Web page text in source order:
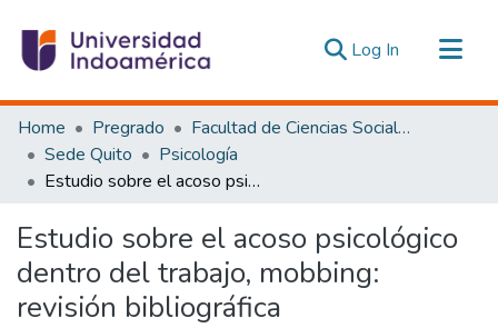
Log In (current)
Communities & Collections
All of DSpace
Statistics
Home Pregrado
Facultad de Ciencias Sociales y Humanas
Sede Quito
Psicología
Estudio sobre el acoso psicológico dentro del trabajo, mobbing: revisión bibliográfica
Estudio sobre el acoso psicológico
dentro del trabajo, mobbing:
revisión bibliográfica